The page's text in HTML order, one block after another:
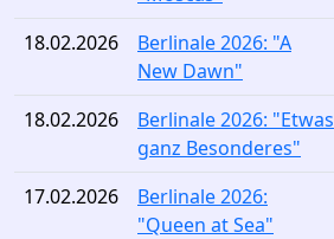
18.02.2026
Berlinale 2026: "A
New Dawn"
18.02.2026
Berlinale 2026: "Etwas
ganz Besonderes"
17.02.2026
Berlinale 2026:
"Queen at Sea"